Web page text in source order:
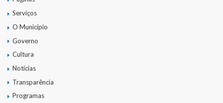
Serviços
O Município
Governo
Cultura
Notícias
Transparência
Programas